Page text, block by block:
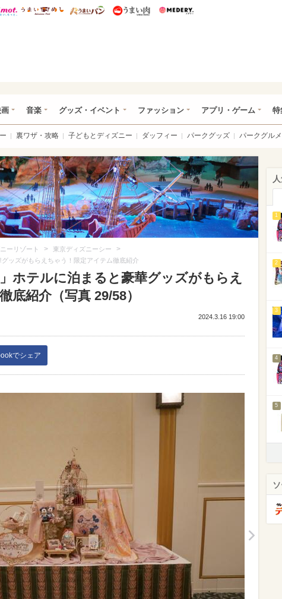
ぴあ総研 ディズニー特集
mimot. うまいめし うまいパン うまい肉
音楽 グッズ・イベント ファッション アプリ・ゲーム 特
裏ワザ・攻略 子どもとディズニー ダッフィー パークグッズ パークグルメ
ーリゾート > 東京ディズニーシー >
ッズがもらえちゃう！限定アイテム徹底紹介
ホテルに泊まると豪華グッズがもらえ
底紹介（写真 29/58）
2024.3.16 19:00
でシェア
1
2
3
4
5